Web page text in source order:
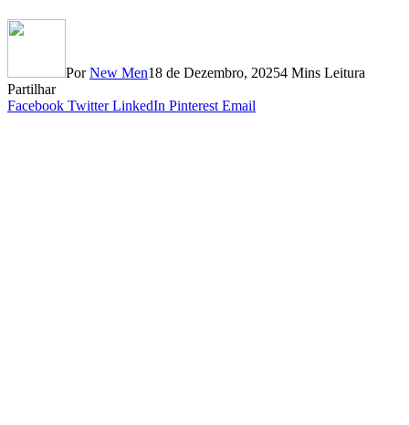
Por New Men18 de Dezembro, 20254 Mins Leitura
Partilhar
Facebook Twitter LinkedIn Pinterest Email